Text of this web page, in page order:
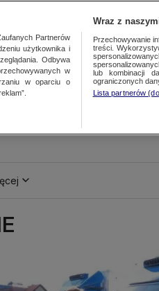
Partnerów
użytkownika i
Odbywa
w
w oparciu o
Wraz z
Przechowywanie
treści.
lub kombinacji
ograniczonych
Lista partnerów